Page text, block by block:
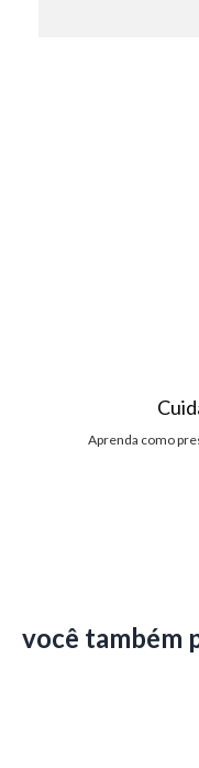
Aprenda como
você também